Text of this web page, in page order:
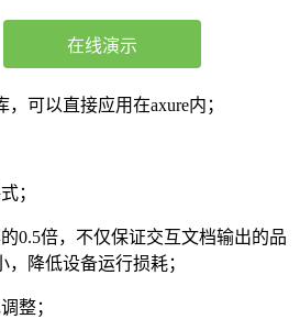
在线演示
可以直接应用在axure内；
；
0.5倍，不仅保证交互文档输出的品
降低设备运行损耗；
整；